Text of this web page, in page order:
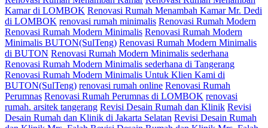
Kamar di LOMBOK Renovasi Rumah Menambah Kamar Mr. Dedi
di LOMBOK renovasi rumah minimalis Renovasi Rumah Modern
Renovasi Rumah Modern Minimalis Renovasi Rumah Modern
Minimalis BUTON(SulTeng) Renovasi Rumah Modern Minimalis
di BUTON Renovasi Rumah Modern Minimalis sederhana
Renovasi Rumah Modern Minimalis sederhana di Tangerang
Renovasi Rumah Modern Minimalis Untuk Klien Kami di
BUTON(SulTeng) renovasi rumah online Renovasi Rumah
Perumnas Renovasi Rumah Perumnas di LOMBOK renovasi
rumah. arsitek tangerang Revisi Desain Rumah dan Klinik Revisi
Desain Rumah dan Klinik di Jakarta Selatan Revisi Desain Rumah